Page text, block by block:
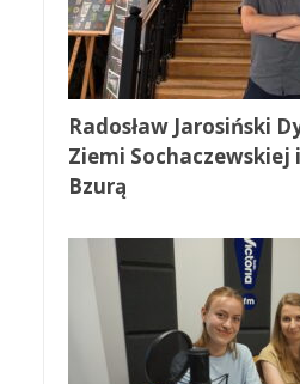
Radosław Jarosiński
Ziemi
Bzurą